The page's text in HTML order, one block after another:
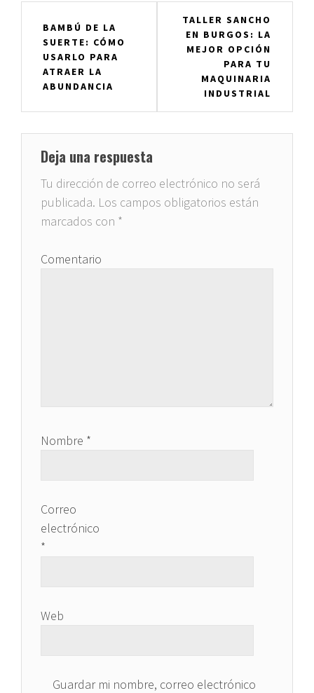
Navegación
entradas
BAMBÚ DE LA
SUERTE: CÓMO
USARLO PARA
ATRAER LA
ABUNDANCIA
TALLER SANCHO
EN BURGOS: LA
MEJOR OPCIÓN
PARA TU
MAQUINARIA
INDUSTRIAL
Deja una respuesta
Tu dirección de correo electrónico no será
publicada. Los campos obligatorios están
marcados con *
Comentario
Nombre *
Correo
electrónico
*
Web
Guardar mi nombre, correo electrónico